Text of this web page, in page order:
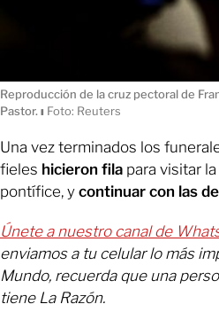
Reproducción de la cruz pectoral de
Pastor.ı Foto: Reuters
Una vez terminados los
fieles hicieron fila para visitar
pontífice, y continuar con las
Únete a nuestro canal de
enviamos a tu celular lo más
Mundo, recuerda que una
tiene La Razón.